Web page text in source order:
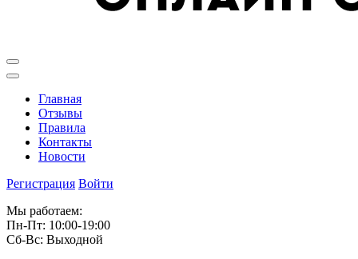
Главная
Отзывы
Правила
Контакты
Новости
Регистрация Войти
Мы работаем:
Пн-Пт: 10:00-19:00
Сб-Вс: Выходной